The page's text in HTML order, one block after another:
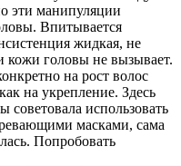
эти манипуляции
Впитывается
жидкая, не
головы не вызывает.
на рост волос
на укрепление. Здесь
советовала использовать
масками, сама
Попробовать